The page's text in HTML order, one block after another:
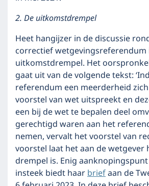
2. De uitkomstdrempel
Heet hangijzer in de discussie
correctief wetgevingsreferendum
uitkomstdrempel. Het
gaat uit van de volgende tekst:
referendum een meerderheid
voorstel van wet uitspreekt en
een bij de wet te bepalen deel
gerechtigd waren aan het
nemen, vervalt het voorstel van
voorstel laat het aan de wetgever
drempel is. Enig
insteek biedt haarbriefaan de